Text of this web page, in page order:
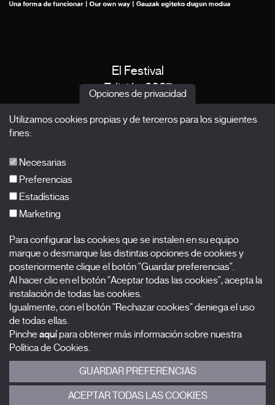
El Festival
Edición 2027
Acreditaciones
Nombre
Apellidos
Correo electrónico
Selecciona una categoría
0 listas seleccionadas
Acepto términos, condiciones ypolítica de privacidad
Opciones de privacidad
Utilizamos cookies propias y de terceros para los siguientes
fines:
Necesarias
Preferencias
Estadísticas
Marketing
Para configurar las cookies que se instalen en su equipo
marque o desmarque las distintas opciones de cookies y
posteriormente clique el botón "Guardar preferencias".
Al hacer clic en el botón "Aceptar todas las cookies", acepta la
instalación de todas las cookies.
Igualmente, con el botón "Rechazar cookies" deniega el uso
de todas ellas.
Pinche aquí para obtener más información sobre nuestra
Política de Cookies.
GUARDAR PREFERENCIAS
ACEPTAR TODAS LAS COOKIES